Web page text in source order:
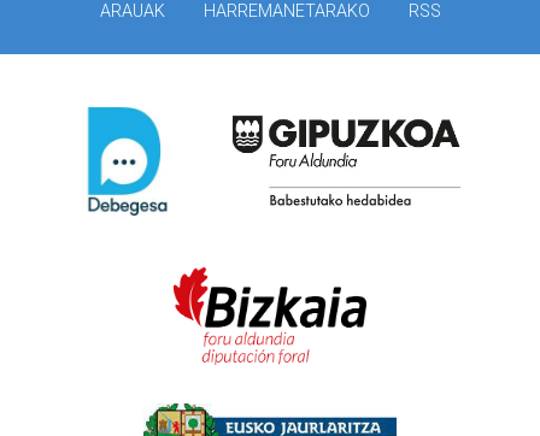
ARAUAK HARREMANETARAKO RSS